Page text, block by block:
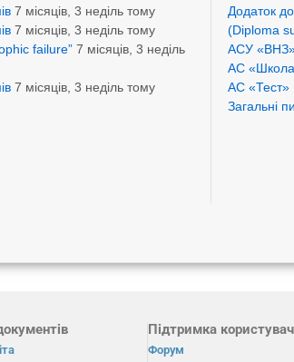
7 місяців, 3 неділь тому
7 місяців, 3 неділь тому
failure” 7 місяців, 3 неділь
7 місяців, 3 неділь тому
Додаток
(Diploma
АСУ
АС
АС «Тест»
Загальні
Підтримка
Форум